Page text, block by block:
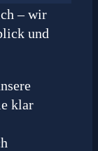
– wir
und
klar